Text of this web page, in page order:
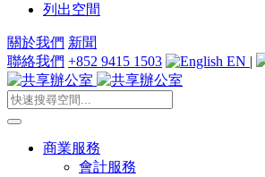
列出空間
關於我們 新聞
聯絡我們 +852 9415 1503 EN |
商業服務
會計服務